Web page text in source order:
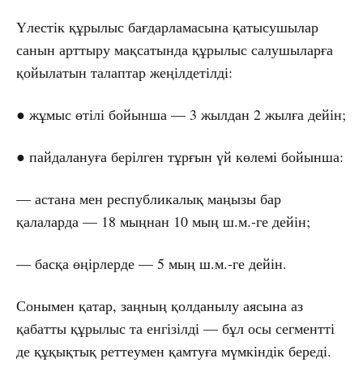
Үлестік құрылыс бағдарламасына қатысушылар
санын арттыру мақсатында құрылыс салушыларға
қойылатын талаптар жеңілдетілді:
● жұмыс өтілі бойынша — 3 жылдан 2 жылға дейін;
● пайдалануға берілген тұрғын үй көлемі бойынша:
— астана мен республикалық маңызы бар
қалаларда — 18 мыңнан 10 мың ш.м.-ге дейін;
— басқа өңірлерде — 5 мың ш.м.-ге дейін.
Сонымен қатар, заңның қолданылу аясына аз
қабатты құрылыс та енгізілді — бұл осы сегментті
де құқықтық реттеумен қамтуға мүмкіндік береді.